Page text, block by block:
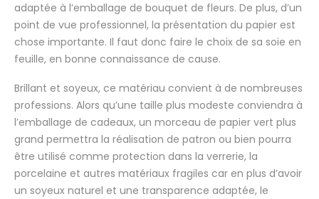
adaptée à l’emballage de bouquet de fleurs. De plus, d’un
point de vue professionnel, la présentation du papier est
chose importante. Il faut donc faire le choix de sa soie en
feuille, en bonne connaissance de cause.
Brillant et soyeux, ce matériau convient à de nombreuses
professions. Alors qu’une taille plus modeste conviendra à
l’emballage de cadeaux, un morceau de papier vert plus
grand permettra la réalisation de patron ou bien pourra
être utilisé comme protection dans la verrerie, la
porcelaine et autres matériaux fragiles car en plus d’avoir
un soyeux naturel et une transparence adaptée, le